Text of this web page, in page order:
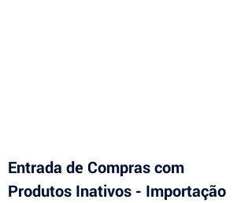
Entrada de Compras com
Produtos Inativos - Importação